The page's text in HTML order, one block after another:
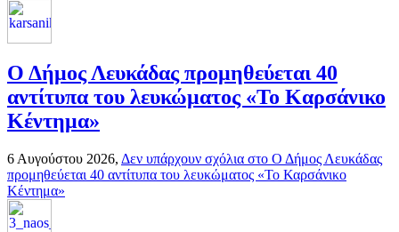
Ο Δήμος Λευκάδας προμηθεύεται 40
αντίτυπα του λευκώματος «Το Καρσάνικο
Κέντημα»
6 Αυγούστου 2026, Δεν υπάρχουν σχόλια στο Ο Δήμος Λευκάδας
προμηθεύεται 40 αντίτυπα του λευκώματος «Το Καρσάνικο
Κέντημα»